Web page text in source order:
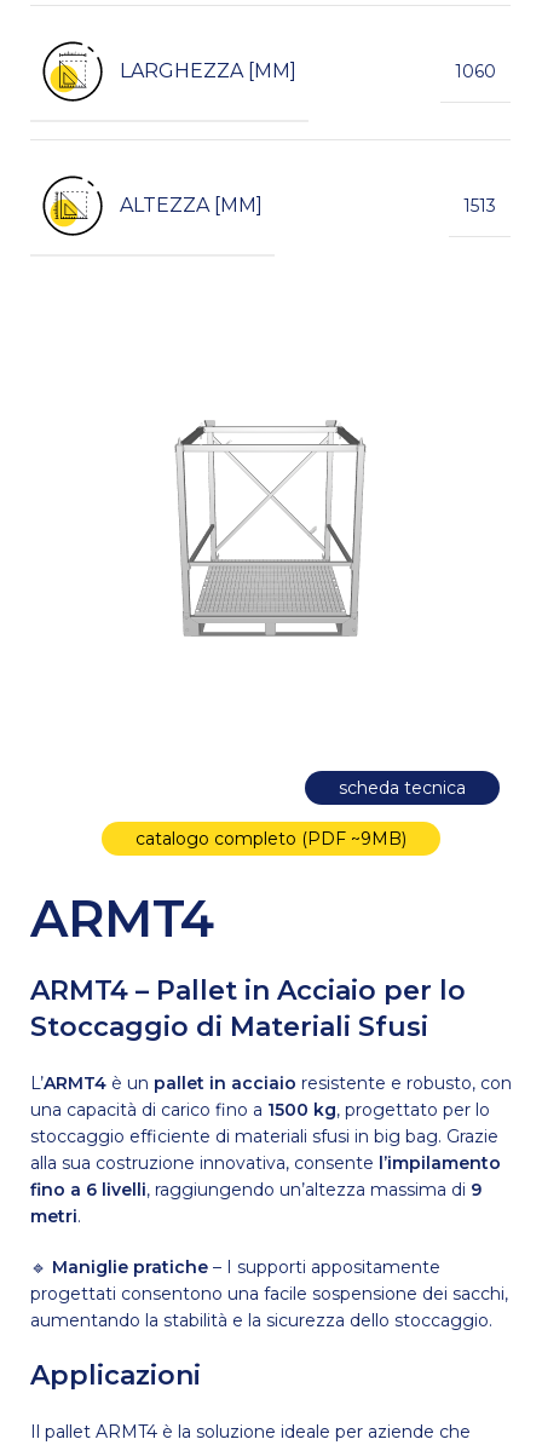
LARGHEZZA [MM] 1060
ALTEZZA [MM] 1513
scheda tecnica
catalogo completo (PDF ~9MB)
ARMT4
ARMT4 – Pallet in Acciaio per lo
Stoccaggio di Materiali Sfusi
L’ARMT4 è un pallet in acciaio resistente e robusto, con
una capacità di carico fino a 1500 kg, progettato per lo
stoccaggio efficiente di materiali sfusi in big bag. Grazie
alla sua costruzione innovativa, consente l’impilamento
fino a 6 livelli, raggiungendo un’altezza massima di 9
metri.
🔹 Maniglie pratiche – I supporti appositamente
progettati consentono una facile sospensione dei sacchi,
aumentando la stabilità e la sicurezza dello stoccaggio.
Applicazioni
Il pallet ARMT4 è la soluzione ideale per aziende che